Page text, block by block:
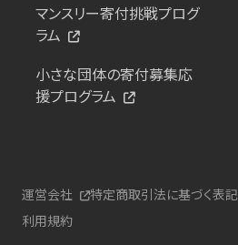
マンスリー寄付挑戦プログ
ラム
小さな団体の寄付募集応
援プログラム
運営会社 特定商取引法に基づく表記
利用規約